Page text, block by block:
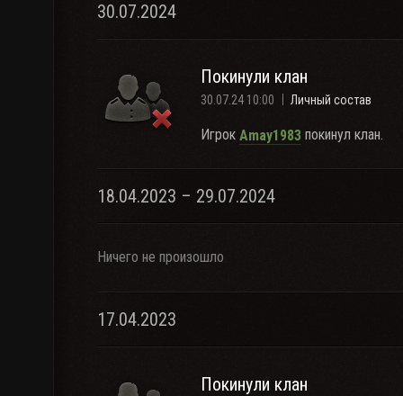
30.07.2024
Покинули клан
30.07.24 10:00 Личный состав
Игрок Amay1983 покинул клан.
18.04.2023 – 29.07.2024
Ничего не произошло
17.04.2023
Покинули клан